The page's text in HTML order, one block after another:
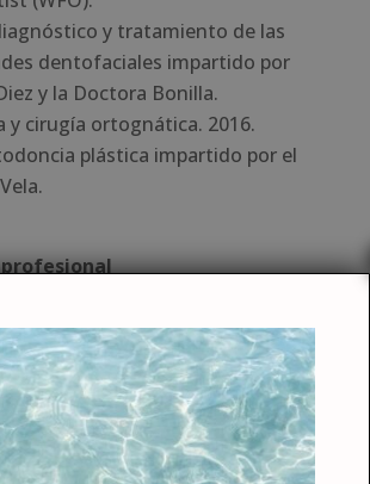
y tratamiento de las
dentofaciales impartido por
y la Doctora Bonilla.
y cirugía ortognática. 2016.
plástica impartido por el
de colaborar en ortodoncia
la Dra Paloma Bernáldez de
2009-2013.